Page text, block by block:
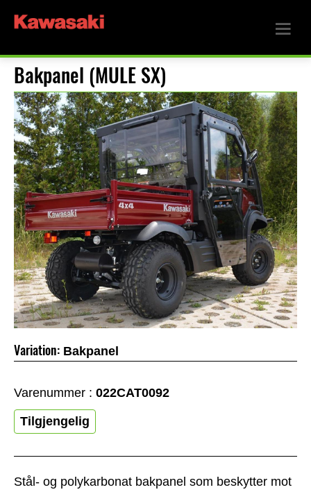
Bakpanel (MULE SX)
Stål- og polykarbonat bakpanel som beskytter mot
Variation: Bakpanel
Varenummer : 022CAT0092
Tilgjengelig